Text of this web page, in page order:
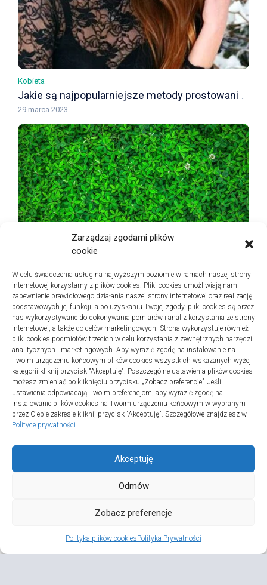
Zarządzaj zgodami plików
cookie
W celu świadczenia usług na najwyższym poziomie w ramach naszej strony
internetowej korzystamy z plików cookies. Pliki cookies umożliwiają nam
zapewnienie prawidłowego działania naszej strony internetowej oraz realizację
podstawowych jej funkcji, a po uzyskaniu Twojej zgody, pliki cookies są przez
nas wykorzystywane do dokonywania pomiarów i analiz korzystania ze strony
internetowej, a także do celów marketingowych. Strona wykorzystuje również
pliki cookies podmiotów trzecich w celu korzystania z zewnętrznych narzędzi
analitycznych i marketingowych. Aby wyrazić zgodę na instalowanie na
Twoim urządzeniu końcowym plików cookies wszystkich wskazanych wyżej
kategorii kliknij przycisk "Akceptuję". Poszczególne ustawienia plików cookies
możesz zmieniać po kliknięciu przycisku „Zobacz preferencje”. Jeśli
ustawienia odpowiadają Twoim preferencjom, aby wyrazić zgodę na
instalowanie plików cookies na Twoim urządzeniu końcowym w wybranym
przez Ciebie zakresie kliknij przycisk "Akceptuję". Szczegółowe znajdziesz w
Polityce prywatności.
Akceptuję
Odmów
Zobacz preferencje
Polityka plików cookiesPolityka Prywatności
Kobieta
29 marca 2023
W jaki sposób robią psychodeliki – poznaj najistotniejsze wiadomości?
15 marca 2023
Polityka plików cookies (EU)| Polityka prywatności